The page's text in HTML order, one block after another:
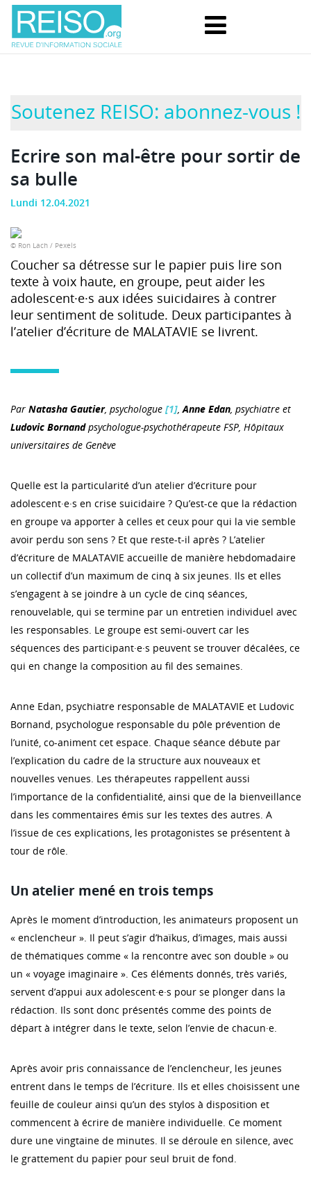
Soutenez REISO: abonnez-vous !
Ecrire son mal-être pour sortir de
sa bulle
Lundi 12.04.2021
© Ron Lach / Pexels
Coucher sa détresse sur le papier puis lire son
texte à voix haute, en groupe, peut aider les
adolescent·e·s aux idées suicidaires à contrer
leur sentiment de solitude. Deux participantes à
l’atelier d’écriture de MALATAVIE se livrent.
Par Natasha Gautier, psychologue [1],Anne Edan, psychiatre et
Ludovic Bornandpsychologue-psychothérapeute FSP, Hôpitaux
universitaires de Genève
Quelle est la particularité d’un atelier d’écriture pour
adolescent·e·s en crise suicidaire ? Qu’est-ce que la rédaction
en groupe va apporter à celles et ceux pour qui la vie semble
avoir perdu son sens ? Et que reste-t-il après ? L’atelier
d’écriture de MALATAVIE accueille de manière hebdomadaire
un collectif d’un maximum de cinq à six jeunes. Ils et elles
s’engagent à se joindre à un cycle de cinq séances,
renouvelable, qui se termine par un entretien individuel avec
les responsables. Le groupe est semi-ouvert car les
séquences des participant·e·s peuvent se trouver décalées, ce
qui en change la composition au fil des semaines.
Anne Edan, psychiatre responsable de MALATAVIE et Ludovic
Bornand, psychologue responsable du pôle prévention de
l’unité, co-animent cet espace. Chaque séance débute par
l’explication du cadre de la structure aux nouveaux et
nouvelles venues. Les thérapeutes rappellent aussi
l’importance de la confidentialité, ainsi que de la bienveillance
dans les commentaires émis sur les textes des autres. A
l’issue de ces explications, les protagonistes se présentent à
tour de rôle.
Un atelier mené en trois temps
Après le moment d’introduction, les animateurs proposent un
« enclencheur ». Il peut s’agir d’haïkus, d’images, mais aussi
de thématiques comme « la rencontre avec son double » ou
un « voyage imaginaire ». Ces éléments donnés, très variés,
servent d’appui aux adolescent·e·s pour se plonger dans la
rédaction. Ils sont donc présentés comme des points de
départ à intégrer dans le texte, selon l’envie de chacun·e.
Après avoir pris connaissance de l’enclencheur, les jeunes
entrent dans le temps de l’écriture. Ils et elles choisissent une
feuille de couleur ainsi qu’un des stylos à disposition et
commencent à écrire de manière individuelle. Ce moment
dure une vingtaine de minutes. Il se déroule en silence, avec
le grattement du papier pour seul bruit de fond.